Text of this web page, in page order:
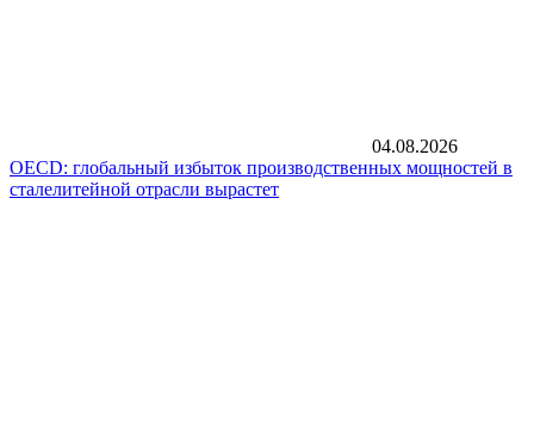
04.08.2026
OECD: глобальный избыток производственных мощностей в
сталелитейной отрасли вырастет